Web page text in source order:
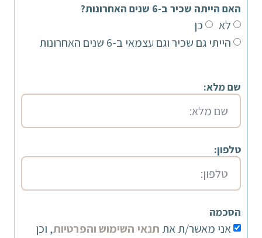
האם הייתה שכיר ב-6 שנים האחרונות?
לא
כן
הייתי גם שכיר וגם עצמאי ב-6 שנים האחרונות
שם מלא:
טלפון:
הסכמה
אני מאשר/ת את תנאי השימוש והפרטיות, וכן